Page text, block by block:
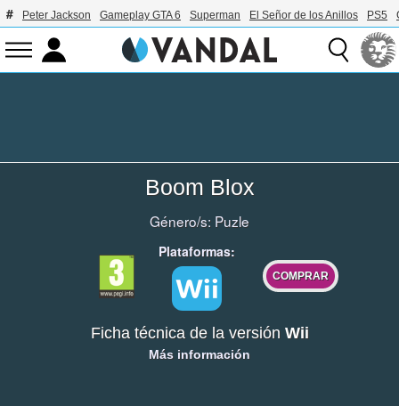
Peter Jackson Gameplay GTA 6 Superman El Señor de los Anillos PS5
Boom Blox
Género/s: Puzle
Plataformas:
COMPRAR
Ficha técnica de la versión Wii
Más información